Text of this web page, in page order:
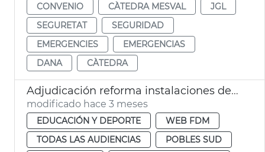
CONVENIO
CÀTEDRA MESVAL
JGL
SEGURETAT
SEGURIDAD
EMERGENCIES
EMERGENCIAS
DANA
CÀTEDRA
Adjudicación reforma instalaciones deportivas la Torre València
modificado hace 3 meses
EDUCACIÓN Y DEPORTE
WEB FDM
TODAS LAS AUDIENCIAS
POBLES SUD